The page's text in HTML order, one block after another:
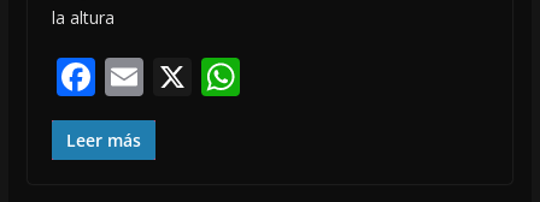
la altura
F
ac
e
E
m
ai
X W
Leer más